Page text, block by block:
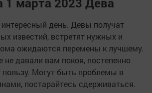
1 марта 2023 Дева
день. Девы получат
известий, встретят нужных и
ожидаются перемены к лучшему.
давали вам покоя, постепенно
Могут быть проблемы в
постарайтесь сдерживаться.